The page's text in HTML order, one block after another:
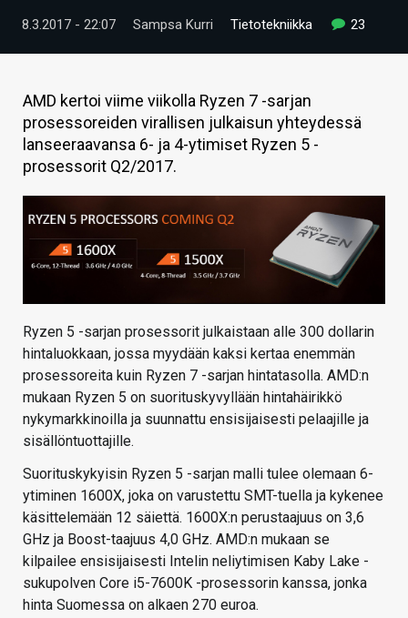
VIDEOT
TECHBBS
TIETOA
HINTA.FI
KAUPPA
8.3.2017 - 22:07 Sampsa Kurri Tietotekniikka 23
AMD kertoi viime viikolla Ryzen 7 -sarjan
prosessoreiden virallisen julkaisun yhteydessä
lanseeraavansa 6- ja 4-ytimiset Ryzen 5 -
prosessorit Q2/2017.
Ryzen 5 -sarjan prosessorit julkaistaan alle 300 dollarin
hintaluokkaan, jossa myydään kaksi kertaa enemmän
prosessoreita kuin Ryzen 7 -sarjan hintatasolla. AMD:n
mukaan Ryzen 5 on suorituskyvyllään hintahäirikkö
nykymarkkinoilla ja suunnattu ensisijaisesti pelaajille ja
sisällöntuottajille.
Suorituskykyisin Ryzen 5 -sarjan malli tulee olemaan 6-
ytiminen 1600X, joka on varustettu SMT-tuella ja kykenee
käsittelemään 12 säiettä. 1600X:n perustaajuus on 3,6
GHz ja Boost-taajuus 4,0 GHz. AMD:n mukaan se
kilpailee ensisijaisesti Intelin neliytimisen Kaby Lake -
sukupolven Core i5-7600K -prosessorin kanssa, jonka
hinta Suomessa on alkaen 270 euroa.